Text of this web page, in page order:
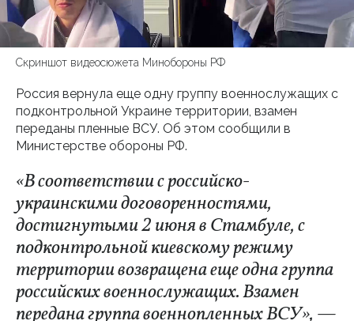
Скриншот видеосюжета Минобороны РФ
Россия вернула еще одну группу военнослужащих с
подконтрольной Украине территории, взамен
переданы пленные ВСУ. Об этом сообщили в
Министерстве обороны РФ.
«В соответствии с российско-
украинскими договоренностями,
достигнутыми 2 июня в Стамбуле, с
подконтрольной киевскому режиму
территории возвращена еще одна группа
российских военнослужащих. Взамен
передана группа военнопленных ВСУ», —